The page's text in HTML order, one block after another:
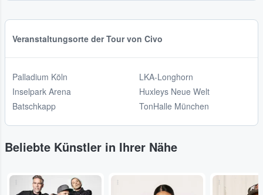
Veranstaltungsorte der Tour von Civo
Palladium Köln
Inselpark Arena
Batschkapp
LKA-Longhorn
Huxleys Neue Welt
TonHalle München
Beliebte Künstler in Ihrer Nähe